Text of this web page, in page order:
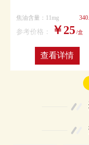
焦油含量：11mg
参考价格： ￥25 /盒
查看详情